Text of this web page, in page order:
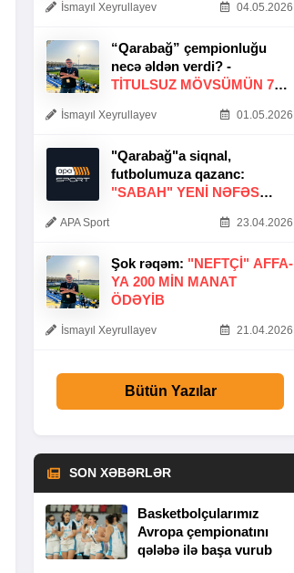
İsmayıl Xeyrullayev 04.05.2026
“Qarabağ” çempionluğu
necə əldən verdi? -
TITULSUZ MÖVSÜMÜN 7
İsmayıl Xeyrullayev 01.05.2026
"Qarabağ"a siqnal,
futbolumuza qazanc:
"SABAH" YENI NƏFƏS
APA Sport 23.04.2026
Şok rəqəm: "NEFTÇI" AFFA-
YA 200 MIN MANAT
ÖDƏYIB
İsmayıl Xeyrullayev 21.04.2026
Bütün Yazılar
SON XƏBƏRLƏR
Basketbolçularımız
Avropa çempionatını
qələbə ilə başa vurub